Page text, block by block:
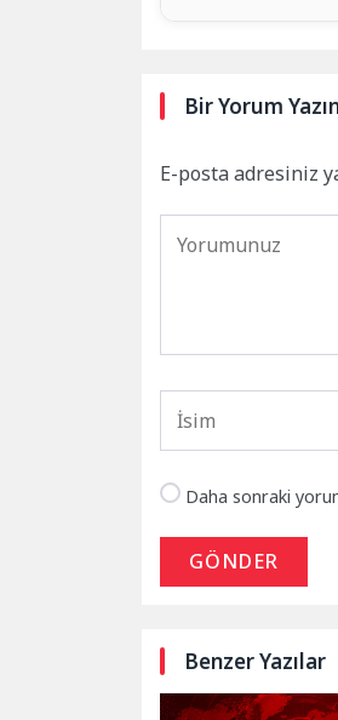
Bir Yorum
E-posta adresiniz
Daha sonraki
GÖNDER
Benzer Yazılar